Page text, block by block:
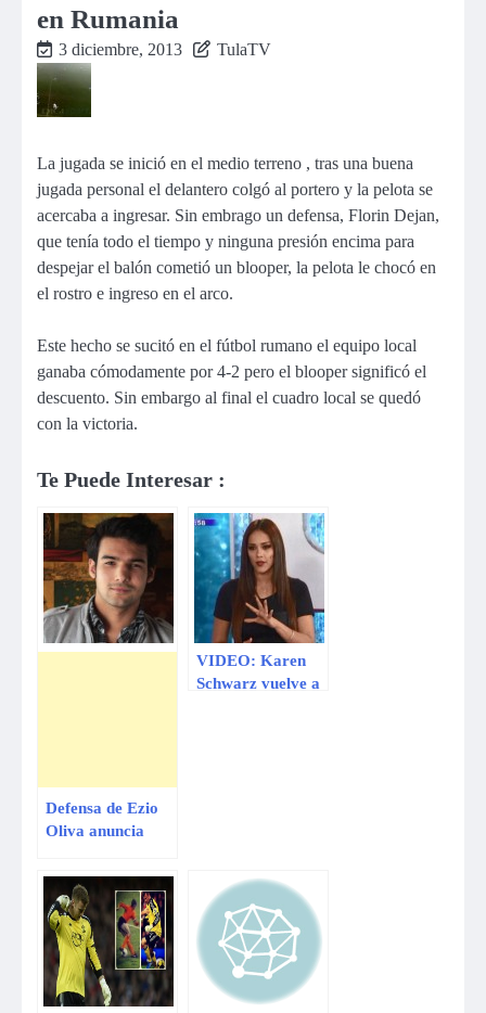
en Rumania
3 diciembre, 2013 TulaTV
La jugada se inició en el medio terreno , tras una buena
jugada personal el delantero colgó al portero y la pelota se
acercaba a ingresar. Sin embrago un defensa, Florin Dejan,
que tenía todo el tiempo y ninguna presión encima para
despejar el balón cometió un blooper, la pelota le chocó en
el rostro e ingreso en el arco.
Este hecho se sucitó en el fútbol rumano el equipo local
ganaba cómodamente por 4-2 pero el blooper significó el
descuento. Sin embargo al final el cuadro local se quedó
con la victoria.
Te Puede Interesar :
Defensa de Ezio
Oliva anuncia
responsables de
filtración
VIDEO: Karen
Schwarz vuelve a